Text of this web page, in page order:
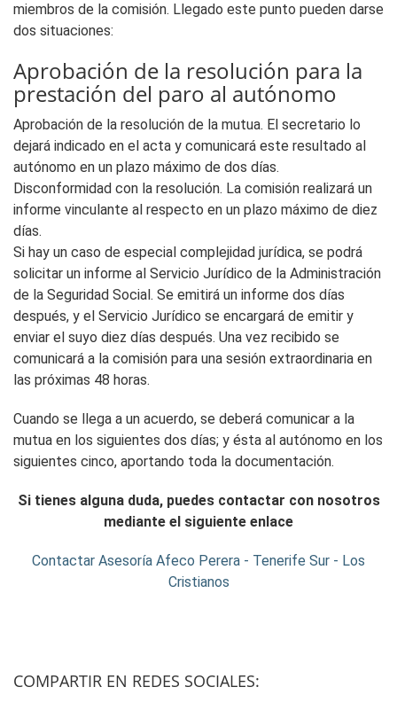
miembros de la comisión. Llegado este punto pueden darse
dos situaciones:
Aprobación de la resolución para la
prestación del paro al autónomo
Aprobación de la resolución de la mutua. El secretario lo
dejará indicado en el acta y comunicará este resultado al
autónomo en un plazo máximo de dos días.
Disconformidad con la resolución. La comisión realizará un
informe vinculante al respecto en un plazo máximo de diez
días.
Si hay un caso de especial complejidad jurídica, se podrá
solicitar un informe al Servicio Jurídico de la Administración
de la Seguridad Social. Se emitirá un informe dos días
después, y el Servicio Jurídico se encargará de emitir y
enviar el suyo diez días después. Una vez recibido se
comunicará a la comisión para una sesión extraordinaria en
las próximas 48 horas.
Cuando se llega a un acuerdo, se deberá comunicar a la
mutua en los siguientes dos días; y ésta al autónomo en los
siguientes cinco, aportando toda la documentación.
Si tienes alguna duda, puedes contactar con nosotros
mediante el siguiente enlace
Contactar Asesoría Afeco Perera - Tenerife Sur - Los
Cristianos
COMPARTIR EN REDES SOCIALES: